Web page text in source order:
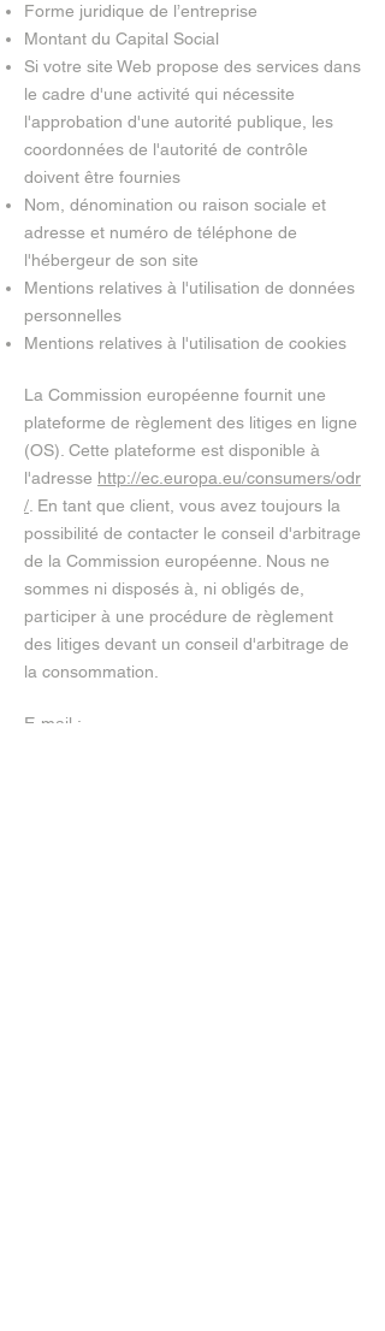
Forme juridique de l’entreprise
Montant du Capital Social
Si votre site Web propose des services dans
le cadre d'une activité qui nécessite
l'approbation d'une autorité publique, les
coordonnées de l'autorité de contrôle
doivent être fournies
Nom, dénomination ou raison sociale et
adresse et numéro de téléphone de
l'hébergeur de son site
Mentions relatives à l'utilisation de données
personnelles
Mentions relatives à l'utilisation de cookies
La Commission européenne fournit une
plateforme de règlement des litiges en ligne
(OS). Cette plateforme est disponible à
l'adresse http://ec.europa.eu/consumers/odr
/ . En tant que client, vous avez toujours la
possibilité de contacter le conseil d'arbitrage
de la Commission européenne. Nous ne
sommes ni disposés à, ni obligés de,
participer à une procédure de règlement
des litiges devant un conseil d'arbitrage de
la consommation.
E-mail :